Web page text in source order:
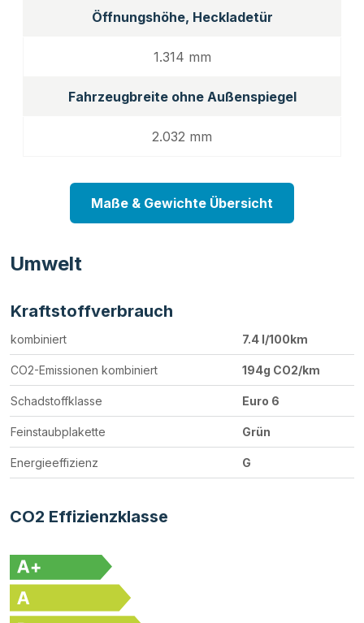
Öffnungshöhe, Heckladetür
1.314 mm
Fahrzeugbreite ohne Außenspiegel
2.032 mm
Maße & Gewichte Übersicht
Umwelt
Kraftstoffverbrauch
kombiniert 7.4 l/100km
CO2-Emissionen kombiniert 194g CO2/km
Schadstoffklasse Euro 6
Feinstaubplakette Grün
Energieeffizienz G
CO2 Effizienzklasse